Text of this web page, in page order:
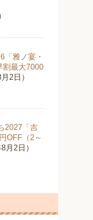
「雅ノ宴・
割最大7000
2日）
2027「吉
OFF（2～
月2日）